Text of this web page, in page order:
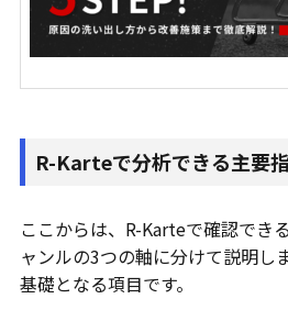
R-Karteで分析できる主要
ここからは、R-Karteで確認でき
ャンルの3つの軸に分けて説明し
基礎となる項目です。